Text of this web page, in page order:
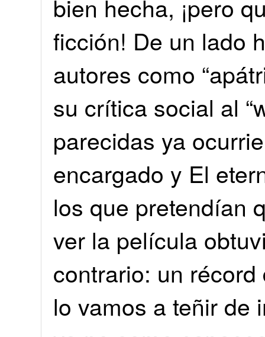
bien hecha, ¡pero
ficción! De un lado
autores como
su crítica social al
parecidas ya
encargado y El
los que pretendían
ver la película
contrario: un
lo vamos a teñir de